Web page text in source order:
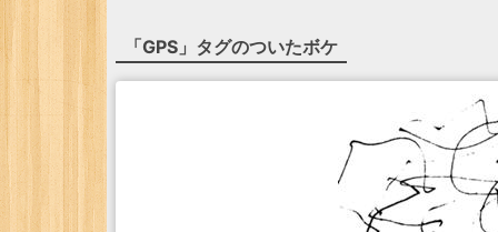
「GPS 」タグのついたボケ